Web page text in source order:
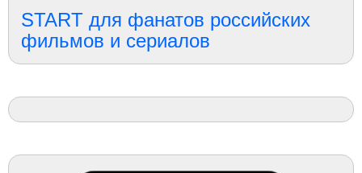
START для фанатов российских
фильмов и сериалов